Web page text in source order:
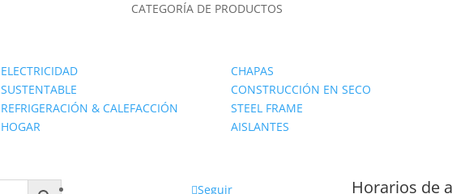
CATEGORÍA DE PRODUCTOS
ELECTRICIDAD
SUSTENTABLE
REFRIGERACIÓN & CALEFACCIÓN
HOGAR
CHAPAS
CONSTRUCCIÓN EN SECO
STEEL FRAME
AISLANTES
Seguir Horarios de